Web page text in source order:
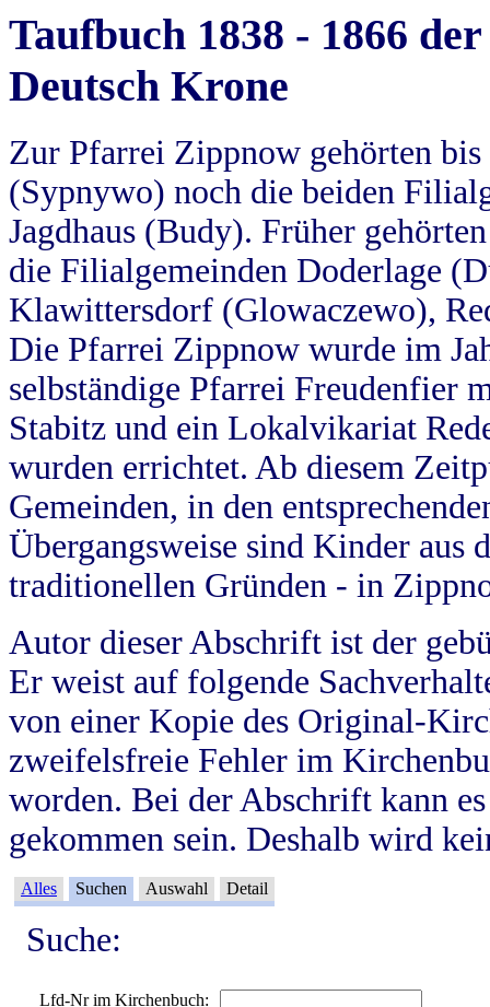
Taufbuch 1838 - 1866
Deutsch Krone
Zur Pfarrei Zippnow gehörten
(Sypnywo) noch die beiden
Jagdhaus (Budy). Früher
die Filialgemeinden Doderlage
Klawittersdorf (Glowaczewo),
Die Pfarrei Zippnow wurde im
selbständige Pfarrei Freudenfier
Stabitz und ein Lokalvikariat
wurden errichtet. Ab diesem
Gemeinden, in den
Übergangsweise sind Kinder aus
traditionellen Gründen - in
Autor dieser Abschrift ist der
Er weist auf folgende
von einer Kopie des Original-
zweifelsfreie Fehler im
worden. Bei der Abschrift kann
gekommen sein. Deshalb wird
Alles Suchen Auswahl Detail
Suche:
Lfd-Nr im Kirchenbuch: